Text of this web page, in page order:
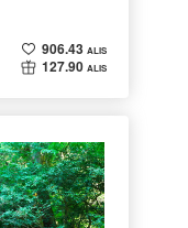
906.43 ALIS
127.90 ALIS